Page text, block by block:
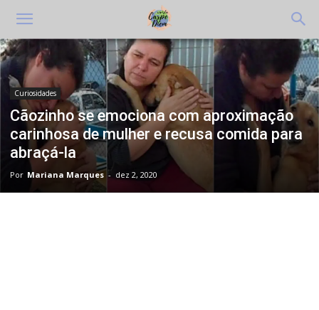
Curiosidades
Cãozinho se emociona com aproximação
carinhosa de mulher e recusa comida para
abraçá-la
Por Mariana Marques - dez 2, 2020